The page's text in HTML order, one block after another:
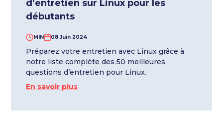
d’entretien sur Linux pour les
débutants
MIN 08 Juin 2024
Préparez votre entretien avec Linux grâce à
notre liste complète des 50 meilleures
questions d’entretien pour Linux.
En savoir plus